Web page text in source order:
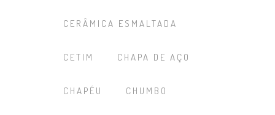
CERÂMICA ESMALTADA
CETIM CHAPA DE AÇO
CHAPÉU CHUMBO